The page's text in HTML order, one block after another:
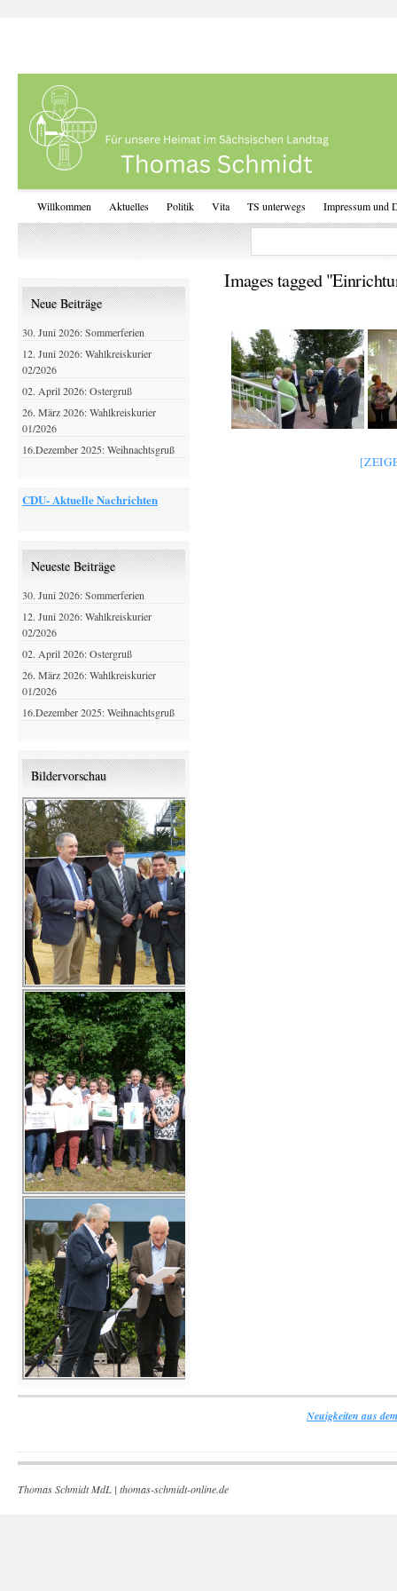
Willkommen Aktuelles Politik Vita TS unterwegs Impressum und
Images tagged
Neue Beiträge
30. Juni 2026: Sommerferien
12. Juni 2026: Wahlkreiskurier
02/2026
02. April 2026: Ostergruß
26. März 2026: Wahlkreiskurier
01/2026
16.Dezember 2025: Weihnachtsgruß
CDU- Aktuelle Nachrichten
Neueste Beiträge
30. Juni 2026: Sommerferien
12. Juni 2026: Wahlkreiskurier
02/2026
02. April 2026: Ostergruß
26. März 2026: Wahlkreiskurier
01/2026
16.Dezember 2025: Weihnachtsgruß
Bildervorschau
Neuigkeiten aus
Thomas Schmidt MdL | thomas-schmidt-online.de